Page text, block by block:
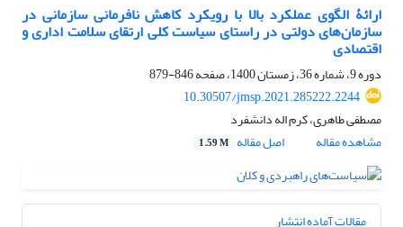
ارائۀ الگوی عملکرد بالا با رویکرد کاهش نافرمانی سازمانی در
سازمان‌های دولتی در راستای سیاست کلی ارتقای سلامت اداری و
اقتصادی
دوره 9، شماره 36، زمستان 1400، صفحه
846-879
10.30507/jmsp.2021.285222.2244
مصطفی طاهری، کرم اله دانشفرد
مشاهده مقاله
اصل مقاله 1.59 M
مقالات آماده انتشار